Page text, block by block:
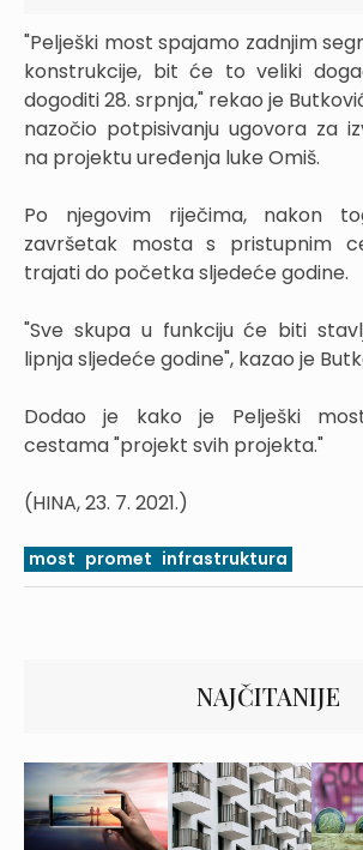
"Pelješki most spajamo zadnjim
konstrukcije, bit će to veliki
dogoditi 28. srpnja," rekao je
nazočio potpisivanju ugovora za
na projektu uređenja luke Omiš.
Po njegovim riječima, nakon
završetak mosta s pristupnim
trajati do početka sljedeće godine.
"Sve skupa u funkciju će biti
lipnja sljedeće godine", kazao je
Dodao je kako je Pelješki
cestama "projekt svih projekta."
(HINA, 23. 7. 2021.)
most promet infrastruktura
NAJČITANIJE